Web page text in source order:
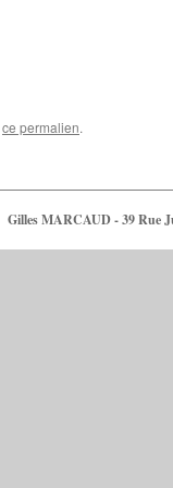
ce permalien.
Gilles MARCAUD - 39 Rue